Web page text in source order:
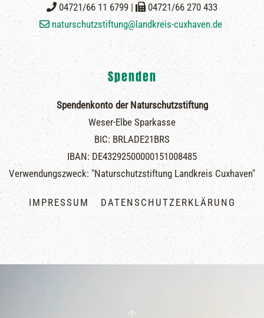
04721/66 11 6799 |
04721/66 270 433
naturschutzstiftung@landkreis-cuxhaven.de
Spenden
Spendenkonto der Naturschutzstiftung
Weser-Elbe Sparkasse
BIC: BRLADE21BRS
IBAN: DE43292500000151008485
Verwendungszweck: "Naturschutzstiftung Landkreis Cuxhaven"
IMPRESSUM DATENSCHUTZERKLÄRUNG